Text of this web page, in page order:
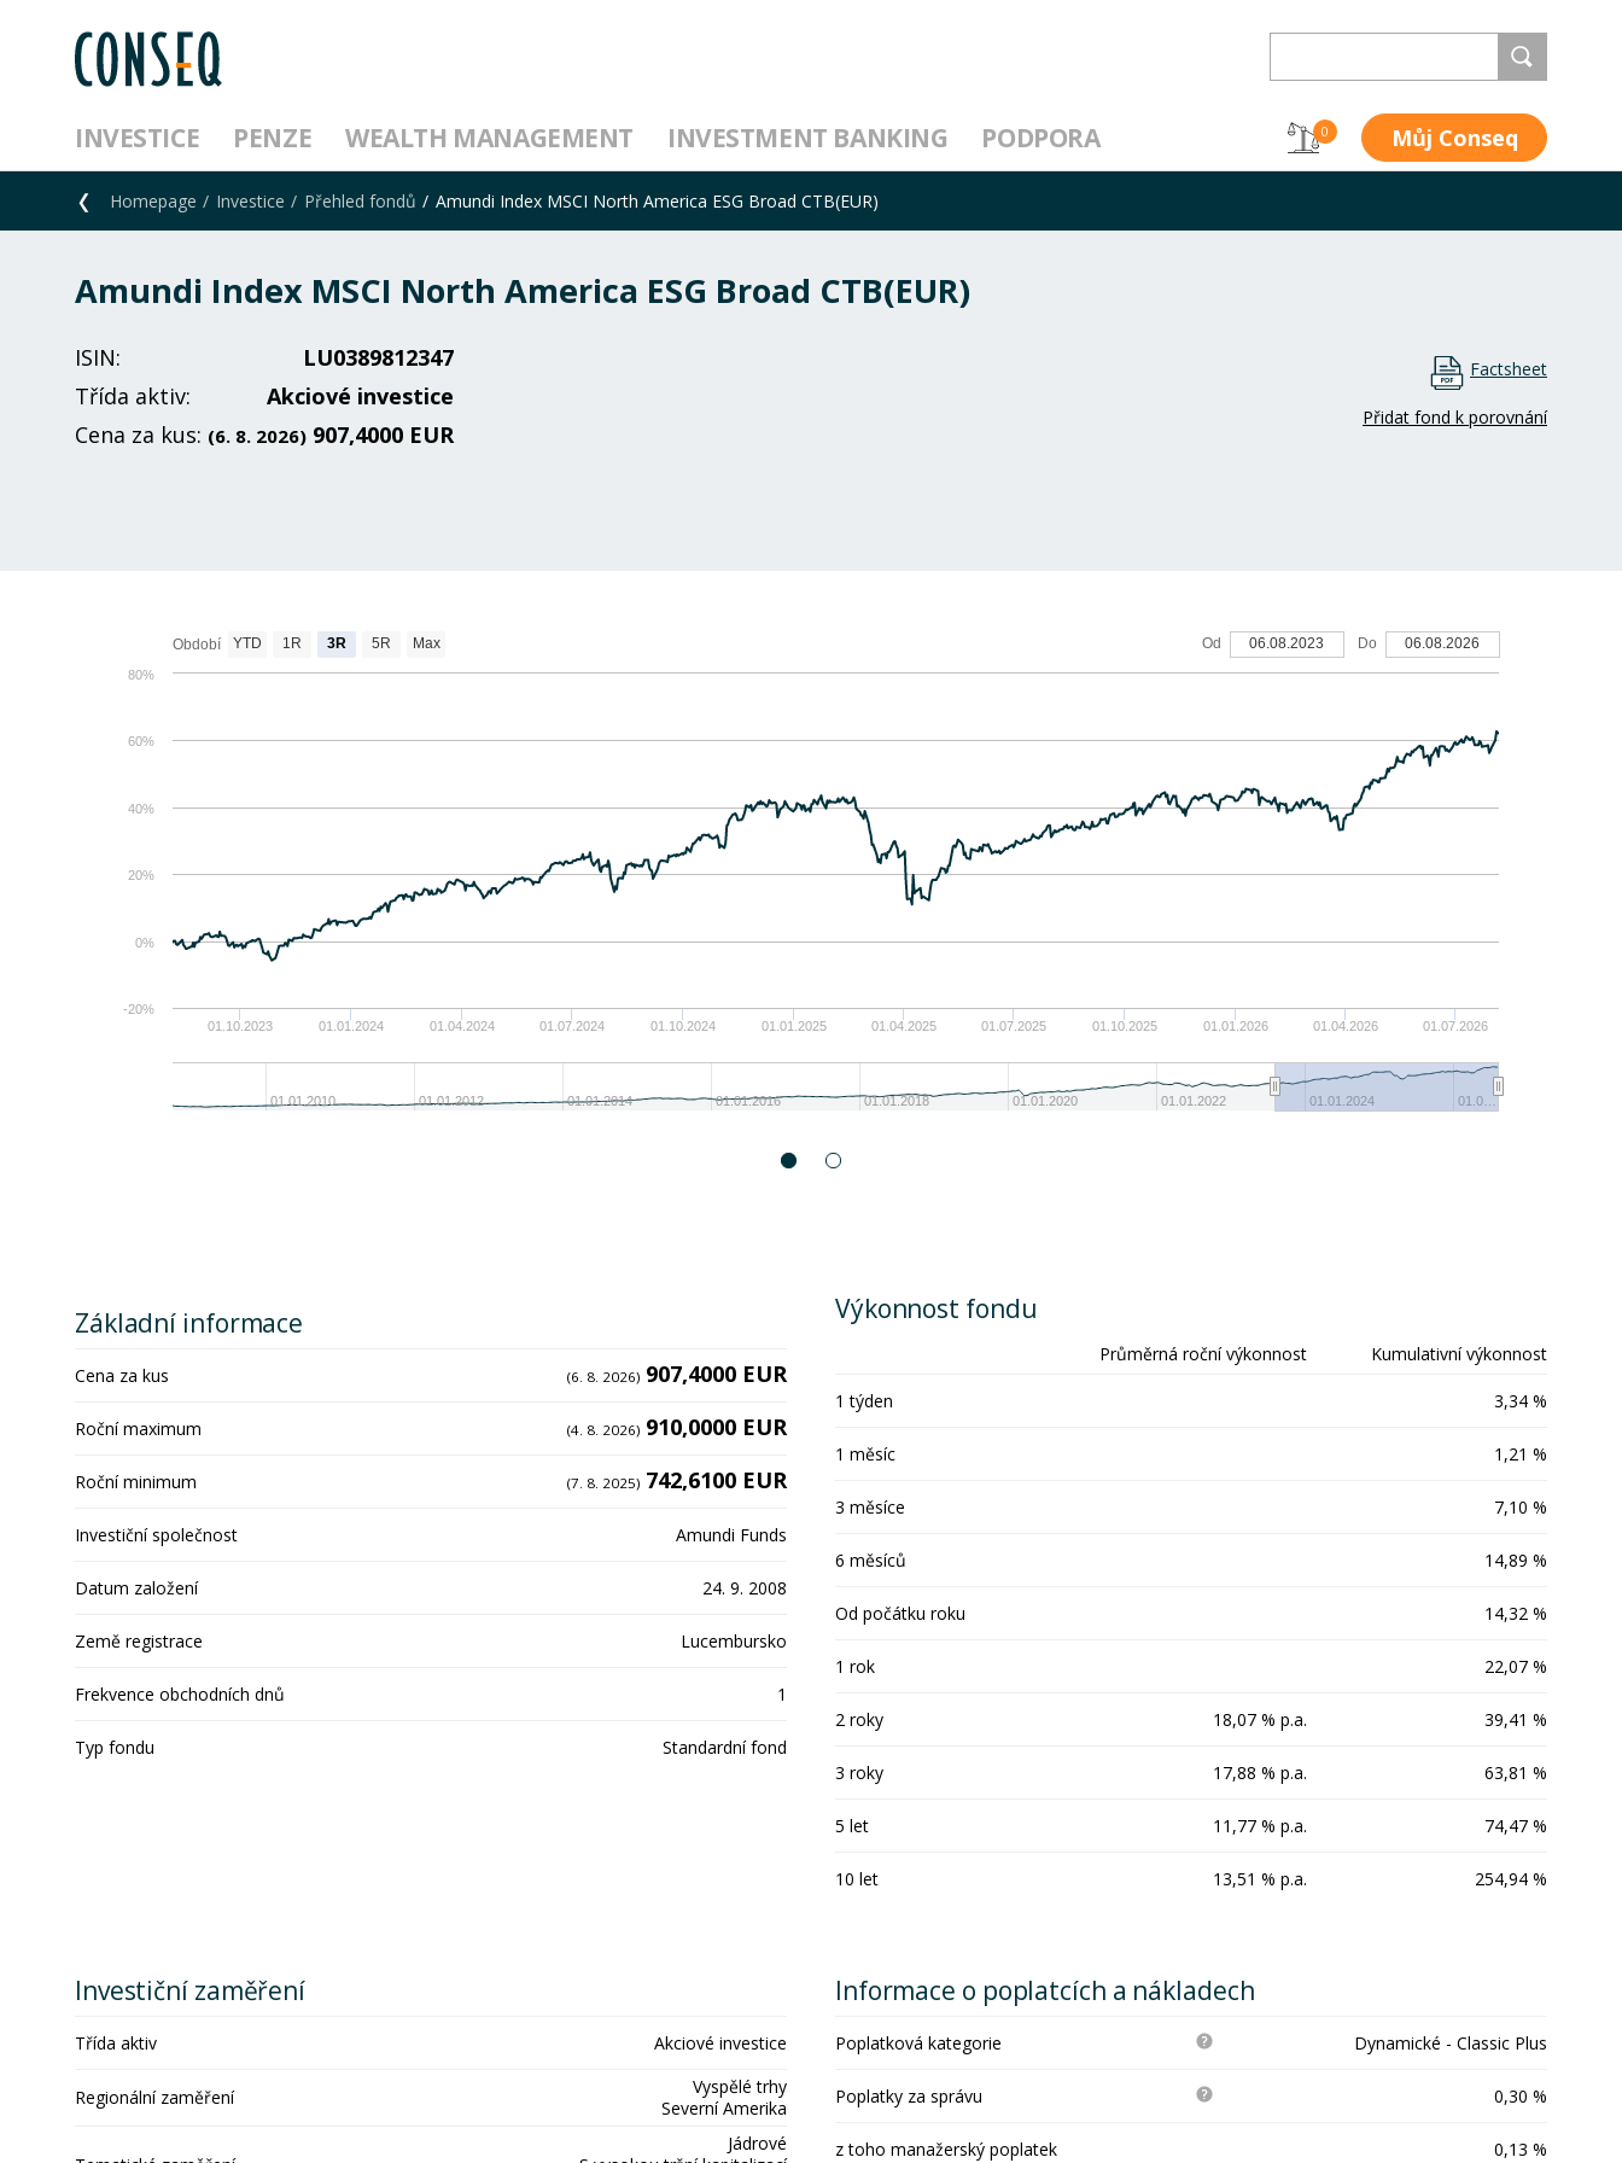
INVESTICE PENZE WEALTH MANAGEMENT INVESTMENT BANKING PODPORA 0 Můj Conseq
Homepage Investice Přehled fondů Amundi Index MSCI North America ESG Broad CTB(EUR)
Amundi Index MSCI North America ESG Broad CTB(EUR)
ISIN:
LU0389812347
Třída aktiv:
Akciové investice
Cena za kus: (6. 8. 2026) 907,4000 EUR
Factsheet
Přidat fond k porovnání
01.10.2023 01.01.2024 01.04.2024 01.07.2024 01.10.2024 01.01.2025 01.04.2025 01.07.2025 01.10.2025 01.01.2026 01.04.2026 01.07.2026
01.01.2010 01.01.2012 01.01.2014 01.01.2016 01.01.2018 01.01.2020 01.01.2022 01.01.2024 01.0…
0%
20%
40%
60%
-20%
80%
Období YTD 1R 3R 5R Max Od 06.08.2023 Do 06.08.2026
Základní informace
Cena za kus (6. 8. 2026) 907,4000 EUR
Roční maximum (4. 8. 2026) 910,0000 EUR
Roční minimum (7. 8. 2025) 742,6100 EUR
Investiční společnost Amundi Funds
Datum založení 24. 9. 2008
Země registrace Lucembursko
Frekvence obchodních dnů 1
Typ fondu Standardní fond
Výkonnost fondu
Průměrná roční výkonnost Kumulativní výkonnost
1 týden 3,34 %
1 měsíc 1,21 %
3 měsíce 7,10 %
6 měsíců 14,89 %
Od počátku roku 14,32 %
1 rok 22,07 %
2 roky 18,07 % p.a. 39,41 %
3 roky 17,88 % p.a. 63,81 %
5 let 11,77 % p.a. 74,47 %
10 let 13,51 % p.a. 254,94 %
Investiční zaměření
Třída aktiv Akciové investice
Regionální zaměření
Vyspělé trhy
Severní Amerika
Jádrové
Informace o poplatcích a nákladech
Poplatková kategorie Dynamické - Classic Plus
Poplatky za správu 0,30 %
z toho manažerský poplatek 0,13 %